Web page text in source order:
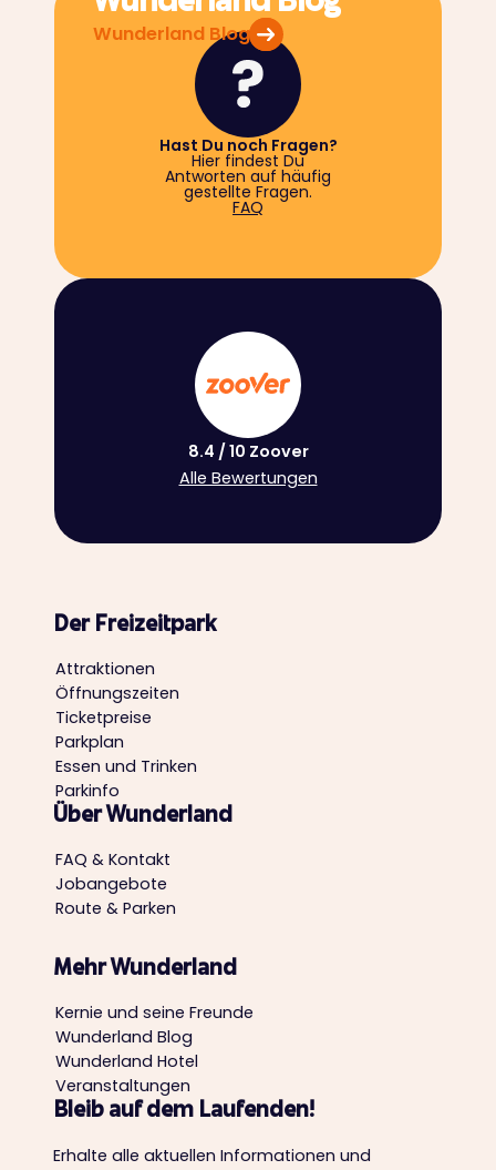
Wunderland Blog
Hast Du noch Fragen?
Hier findest Du
Antworten auf häufig
gestellte Fragen.
FAQ
8.4 / 10 Zoover
Alle Bewertungen
Der Freizeitpark
Attraktionen
Öffnungszeiten
Ticketpreise
Parkplan
Essen und Trinken
Parkinfo
Über Wunderland
FAQ & Kontakt
Jobangebote
Route & Parken
Mehr Wunderland
Kernie und seine Freunde
Wunderland Blog
Wunderland Hotel
Veranstaltungen
Bleib auf dem Laufenden!
Erhalte alle aktuellen Informationen und